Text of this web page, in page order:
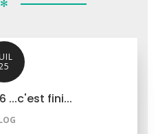
✻
...c'est fini...